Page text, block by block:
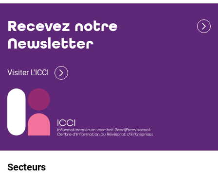
Recevez notre
Newsletter
Visiter L'ICCI
Secteurs